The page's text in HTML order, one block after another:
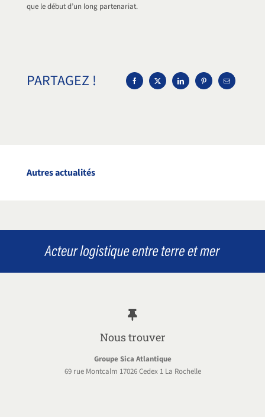
que le début d’un long partenariat.
PARTAGEZ !
Autres actualités
Nous trouver
Groupe Sica Atlantique
69 rue Montcalm 17026 Cedex 1 La Rochelle